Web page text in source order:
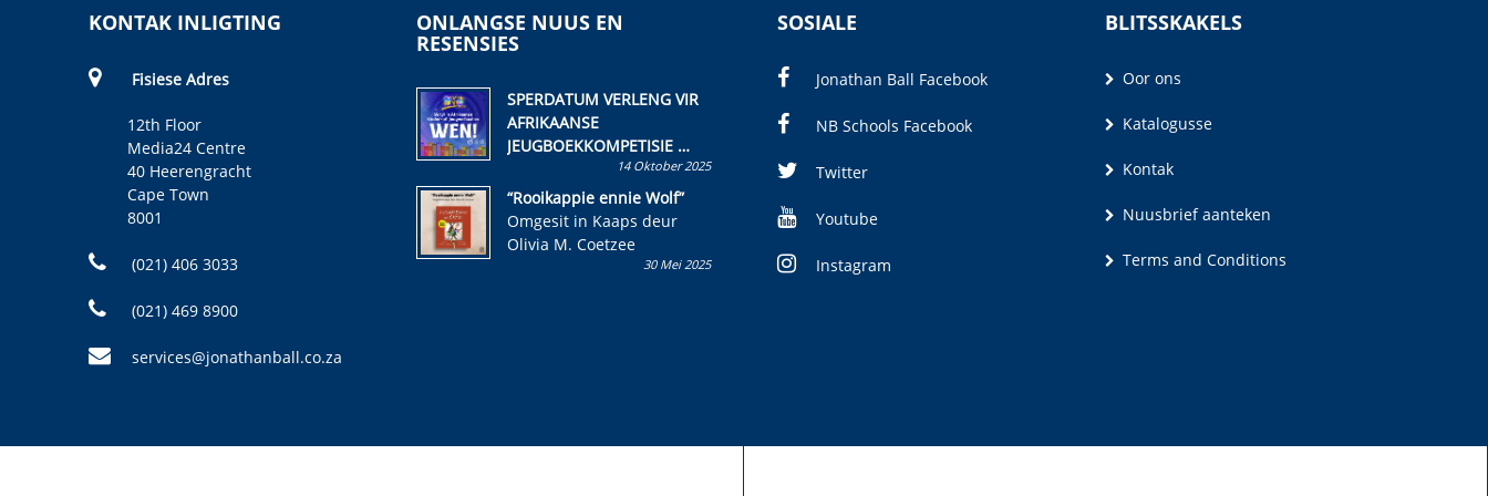
KONTAK INLIGTING
Fisiese Adres
12th Floor
Media24 Centre
40 Heerengracht
Cape Town
8001
(021) 406 3033
(021) 469 8900
services@jonathanball.co.za
ONLANGSE NUUS EN
RESENSIES
SPERDATUM VERLENG VIR
AFRIKAANSE
JEUGBOEKKOMPETISIE
Skryf ’n jeugboek of
kinderboek en staan ’n
kans om R50 000 te wen!
14 Oktober 2025
“Rooikappie ennie Wolf”
Omgesit in Kaaps deur
Olivia M. Coetzee
30 Mei 2025
SOSIALE
Jonathan Ball Facebook
NB Schools Facebook
Twitter
Youtube
Instagram
BLITSSKAKELS
Oor ons
Katalogusse
Kontak
Nuusbrief aanteken
Terms and Conditions